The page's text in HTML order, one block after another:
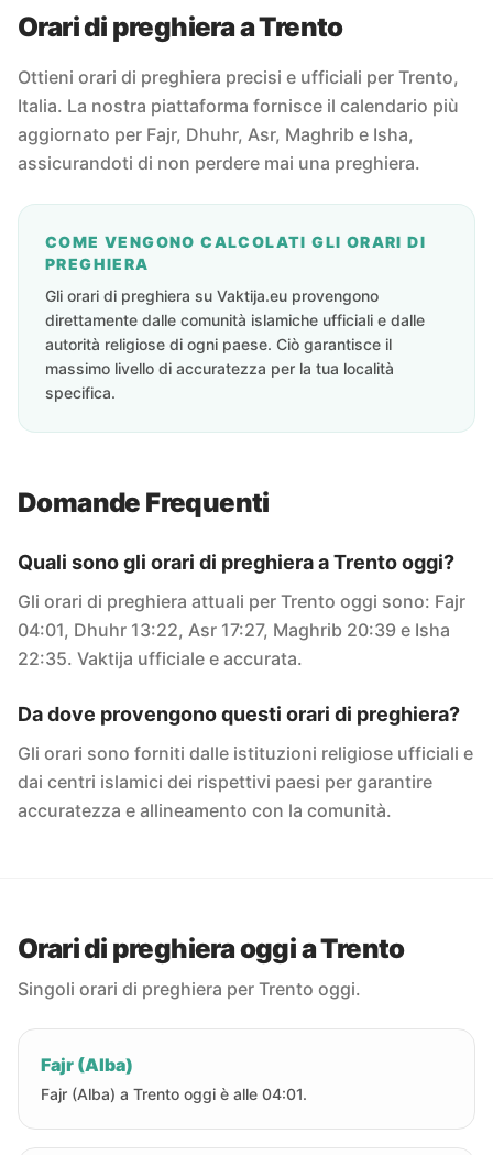
Orari di preghiera a Trento
Ottieni orari di preghiera precisi e ufficiali per Trento,
Italia. La nostra piattaforma fornisce il calendario più
aggiornato per Fajr, Dhuhr, Asr, Maghrib e Isha,
assicurandoti di non perdere mai una preghiera.
COME VENGONO CALCOLATI GLI ORARI DI
PREGHIERA
Gli orari di preghiera su Vaktija.eu provengono
direttamente dalle comunità islamiche ufficiali e dalle
autorità religiose di ogni paese. Ciò garantisce il
massimo livello di accuratezza per la tua località
specifica.
Domande Frequenti
Quali sono gli orari di preghiera a Trento oggi?
Gli orari di preghiera attuali per Trento oggi sono: Fajr
04:01, Dhuhr 13:22, Asr 17:27, Maghrib 20:39 e Isha
22:35. Vaktija ufficiale e accurata.
Da dove provengono questi orari di preghiera?
Gli orari sono forniti dalle istituzioni religiose ufficiali e
dai centri islamici dei rispettivi paesi per garantire
accuratezza e allineamento con la comunità.
Orari di preghiera oggi a Trento
Singoli orari di preghiera per Trento oggi.
Fajr (Alba)
Fajr (Alba) a Trento oggi è alle 04:01.